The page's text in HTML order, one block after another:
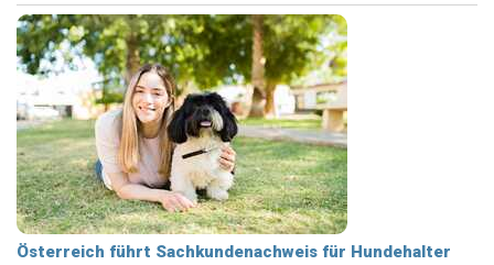
Österreich führt Sachkundenachweis für Hundehalter